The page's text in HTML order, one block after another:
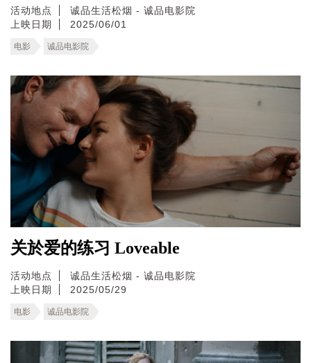
活动地点
诚品生活松烟 - 诚品电影院
上映日期
2025/06/01
电影 诚品电影院
关於爱的练习 Loveable
活动地点
诚品生活松烟 - 诚品电影院
上映日期
2025/05/29
电影 诚品电影院